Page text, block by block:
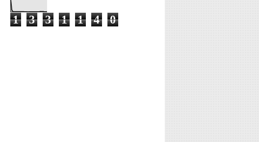
1 3 3 1 1 4 0